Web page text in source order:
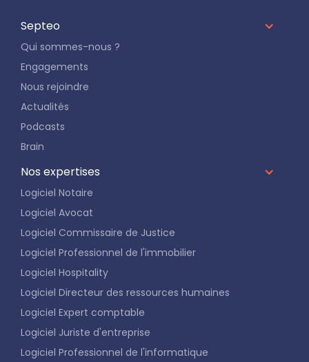
Septeo
Qui sommes-nous ?
Engagements
Nous rejoindre
Actualités
Podcasts
Brain
Nos expertises
Logiciel Notaire
Logiciel Avocat
Logiciel Commissaire de Justice
Logiciel Professionnel de l'immobilier
Logiciel Hospitality
Logiciel Directeur des ressources humaines
Logiciel Expert comptable
Logiciel Juriste d'entreprise
Logiciel Professionnel de l'informatique